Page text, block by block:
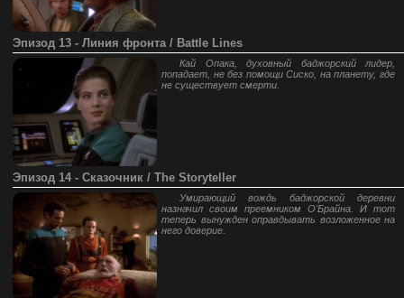
Эпизод 13 - Линия фронта / Battle Lines
Кай Опака, духовный баджорский лидер,
попадает, не без помощи Сиско, на планету, где
не существует смерти.
Эпизод 14 - Сказочник / The Storyteller
Умирающий вождь баджорской деревни
назначил своим преемником О'Брайна. И тот
теперь вынужден оправдывать возложенное на
него доверие.